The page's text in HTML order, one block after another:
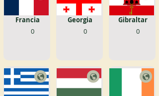
0
Francia
0
Georgia
0
Gibraltar